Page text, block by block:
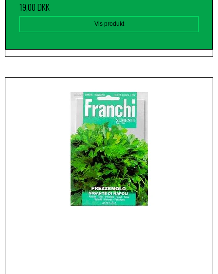
19,00 DKK
Vis produkt